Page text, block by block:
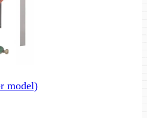
model)